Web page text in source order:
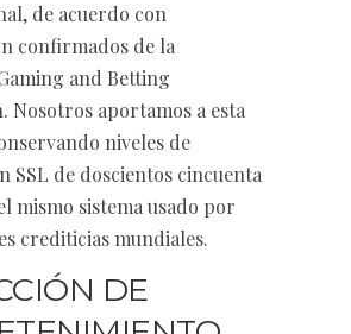
de acuerdo con
confirmados de la
and Betting
Nosotros aportamos a esta
niveles de
SSL de doscientos cincuenta
mismo sistema usado por
crediticias mundiales.
DE